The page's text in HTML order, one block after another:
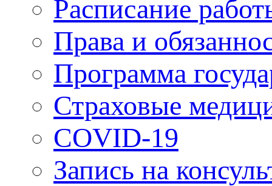
Расписание
Права и
Программа
Страховые
COVID-19
Запись на